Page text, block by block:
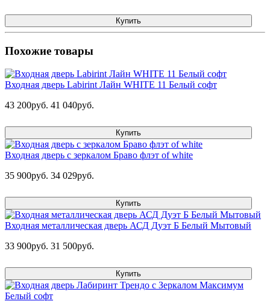
Купить
Похожие товары
Входная дверь Labirint Лайн WHITE 11 Белый софт
43 200руб. 41 040руб.
Купить
Входная дверь с зеркалом Браво флэт of white
35 900руб. 34 029руб.
Купить
Входная металлическая дверь АСД Дуэт Б Белый Мытовый
33 900руб. 31 500руб.
Купить